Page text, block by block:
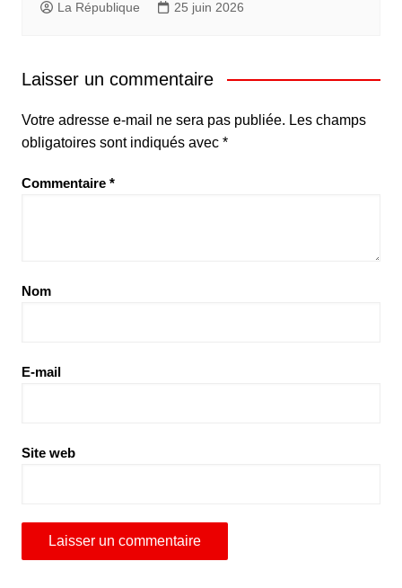
La République 25 juin 2026
Laisser un commentaire
Votre adresse e-mail ne sera pas publiée. Les champs
obligatoires sont indiqués avec *
Commentaire *
Nom
E-mail
Site web